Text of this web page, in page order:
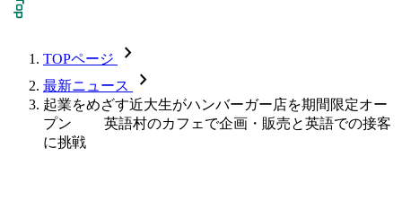
TOPページ chevron_forward
最新ニュース chevron_forward
起業をめざす近大生がハンバーガー店を期間限定オー
プン 英語村のカフェで企画・販売と英語での接客
に挑戦